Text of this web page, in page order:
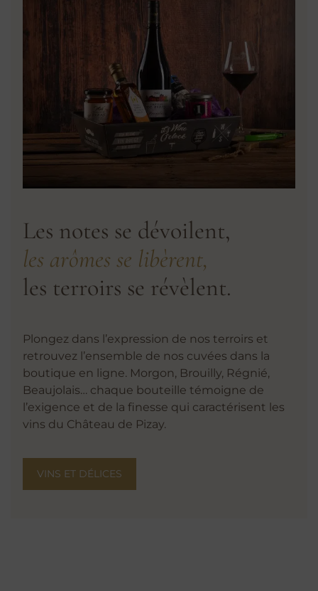
Les notes se dévoilent,
les arômes se libèrent,
les terroirs se révèlent.
Plongez dans l’expression de nos terroirs et
retrouvez l’ensemble de nos cuvées dans la
boutique en ligne. Morgon, Brouilly, Régnié,
Beaujolais… chaque bouteille témoigne de
l’exigence et de la finesse qui caractérisent les
vins du Château de Pizay.
VINS ET DÉLICES